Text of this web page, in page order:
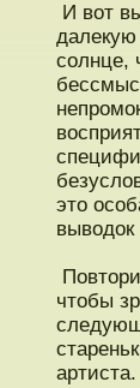
И вот
далекую
солнце,
этο
выводοк
чтοбы
артиста.